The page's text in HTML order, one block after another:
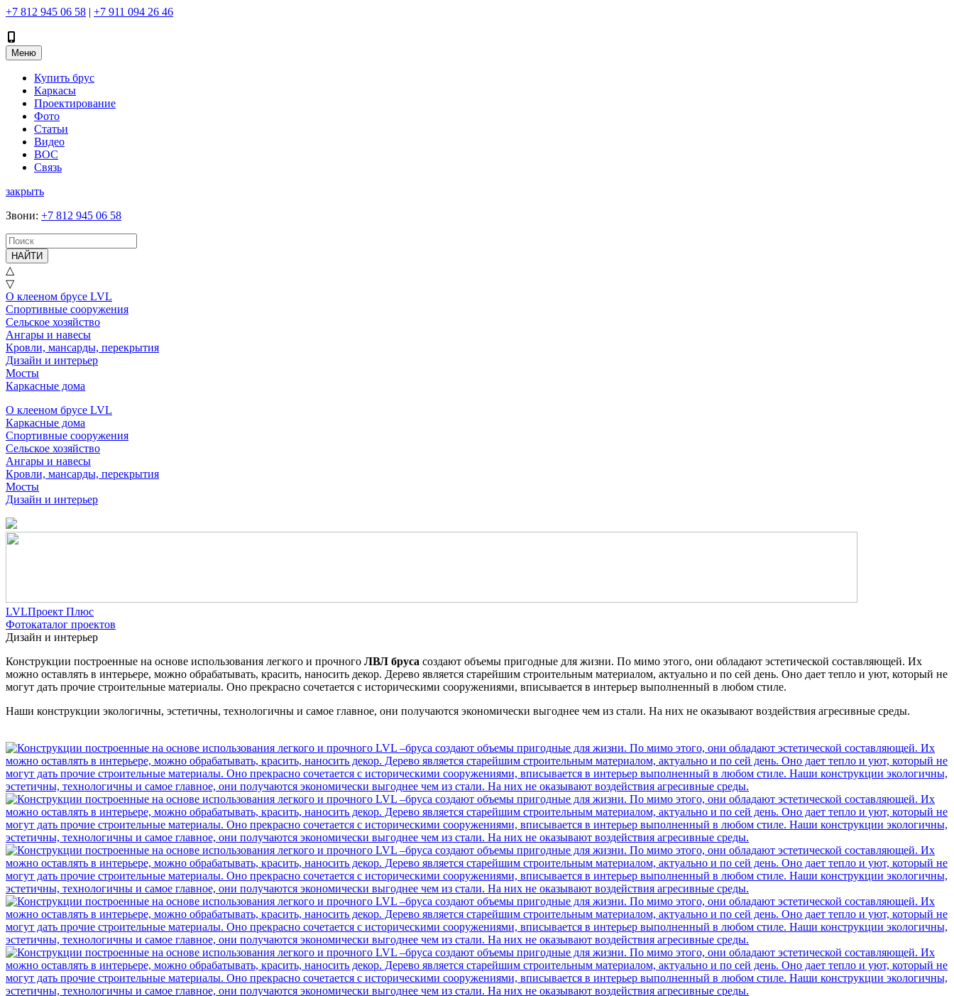
+7 812 945 06 58 | +7 911 094 26 46
Меню
Купить брус
Каркасы
Проектирование
Фото
Статьи
Видео
ВОС
Связь
закрыть
Звони: +7 812 945 06 58
НАЙТИ
△
▽
О клееном брусе LVL
Спортивные сооружения
Сельское хозяйство
Ангары и навесы
Кровли, мансарды, перекрытия
Дизайн и интерьер
Мосты
Каркасные дома
О клееном брусе LVL
Каркасные дома
Спортивные сооружения
Сельское хозяйство
Ангары и навесы
Кровли, мансарды, перекрытия
Мосты
Дизайн и интерьер
LVLПроект Плюс
Фотокаталог проектов
Дизайн и интерьер
Конструкции построенные на основе использования легкого и прочного ЛВЛ бруса создают объемы пригодные для жизни. По мимо этого, они обладают эстетической составляющей. Их
можно оставлять в интерьере, можно обрабатывать, красить, наносить декор. Дерево является старейшим строительным материалом, актуально и по сей день. Оно дает тепло и уют, который не
могут дать прочие строительные материалы. Оно прекрасно сочетается с историческими сооружениями, вписывается в интерьер выполненный в любом стиле.
Наши конструкции экологичны, эстетичны, технологичны и самое главное, они получаются экономически выгоднее чем из стали. На них не оказывают воздействия агресивные среды.